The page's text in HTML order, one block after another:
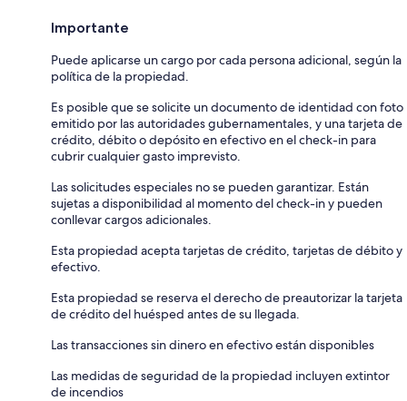
Importante
Puede aplicarse un cargo por cada persona adicional, según la
política de la propiedad.
Es posible que se solicite un documento de identidad con foto
emitido por las autoridades gubernamentales, y una tarjeta de
crédito, débito o depósito en efectivo en el check-in para
cubrir cualquier gasto imprevisto.
Las solicitudes especiales no se pueden garantizar. Están
sujetas a disponibilidad al momento del check-in y pueden
conllevar cargos adicionales.
Esta propiedad acepta tarjetas de crédito, tarjetas de débito y
efectivo.
Esta propiedad se reserva el derecho de preautorizar la tarjeta
de crédito del huésped antes de su llegada.
Las transacciones sin dinero en efectivo están disponibles
Las medidas de seguridad de la propiedad incluyen extintor
de incendios